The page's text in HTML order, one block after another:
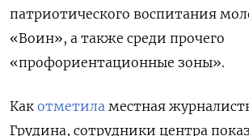
патриотического воспитания
«Воин», а также среди прочего
«профориентационные зоны».
Как отметила местная
Грудина, сотрудники центра